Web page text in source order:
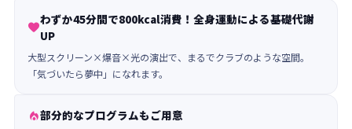

わずか45分間で800kcal消費！全身運動による基礎代謝
UP
大型スクリーン×爆音×光の演出で、まるでクラブのような空間。
「気づいたら夢中」になれます。
部分的なプログラムもご用意